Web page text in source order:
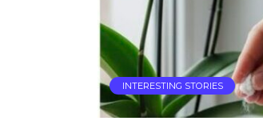
INTERESTING STORIES